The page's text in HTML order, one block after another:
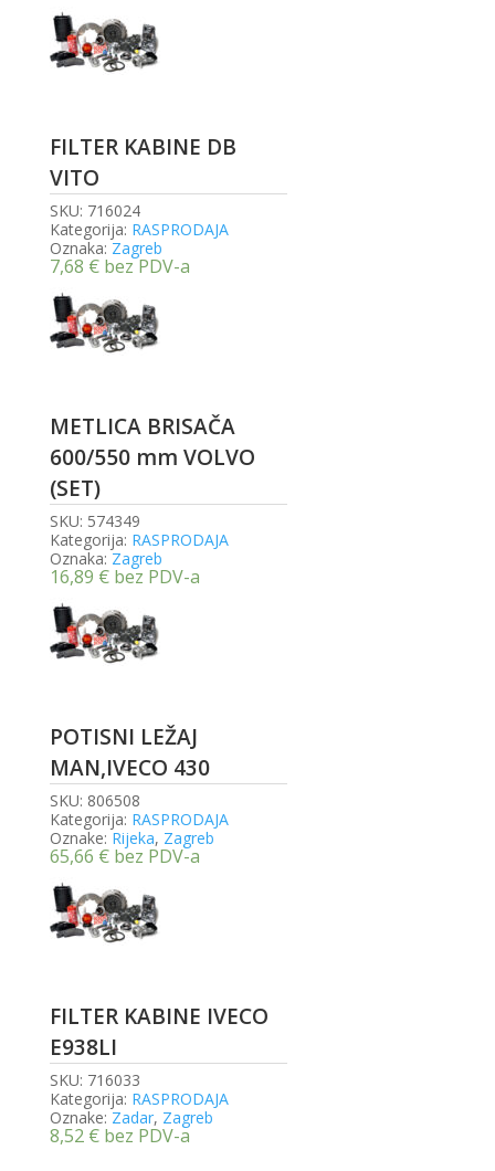
FILTER KABINE DB
VITO
SKU: 716024
Kategorija: RASPRODAJA
Oznaka: Zagreb
7,68 € bez PDV-a
METLICA BRISAČA
600/550 mm VOLVO
(SET)
SKU: 574349
Kategorija: RASPRODAJA
Oznaka: Zagreb
16,89 € bez PDV-a
POTISNI LEŽAJ
MAN,IVECO 430
SKU: 806508
Kategorija: RASPRODAJA
Oznake: Rijeka, Zagreb
65,66 € bez PDV-a
FILTER KABINE IVECO
E938LI
SKU: 716033
Kategorija: RASPRODAJA
Oznake: Zadar, Zagreb
8,52 € bez PDV-a